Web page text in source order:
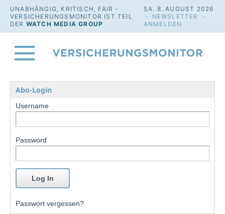
UNABHÄNGIG, KRITISCH, FAIR -
VERSICHERUNGSMONITOR IST TEIL
DER WATCH MEDIA GROUP
SA. 8. AUGUST 2026
· NEWSLETTER
·
ANMELDEN
Abo-Login
Username
Password
Passwort vergessen?